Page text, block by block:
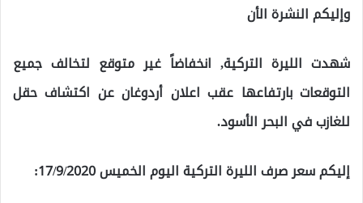
وإليكم النشرة الأن
شهدت الليرة التركية, انخفاضاً غير متوقع لتخالف جميع
التوقعات بارتفاعها عقب اعلان أردوغان عن اكتشاف حقل
للغازب في البحر الأسود.
إليكم سعر صرف الليرة التركية اليوم الخميس 17/9/2020: